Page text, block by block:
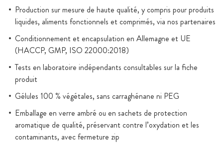
Production sur mesure de haute qualité, y compris pour produits
liquides, aliments fonctionnels et comprimés, via nos partenaires
Conditionnement et encapsulation en Allemagne et UE
(HACCP, GMP, ISO 22000:2018)
Tests en laboratoire indépendants consultables sur la fiche
produit
Gélules 100 % végétales, sans carraghénane ni PEG
Emballage en verre ambré ou en sachets de protection
aromatique de qualité, préservant contre l’oxydation et les
contaminants, avec fermeture zip